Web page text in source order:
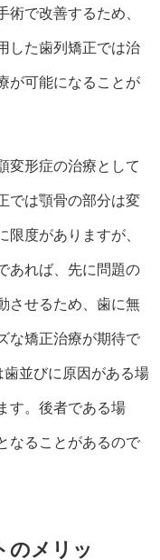
術で改善するため、
した歯列矯正では治
が可能になることが
変形症の治療として
では顎骨の部分は変
限度がありますが、
あれば、先に問題の
させるため、歯に無
な矯正治療が期待で
歯並びに原因がある場
す。後者である場
なることがあるので
のメリッ